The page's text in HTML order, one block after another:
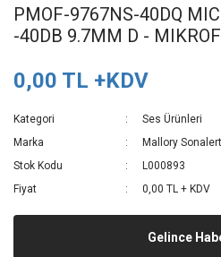
PMOF-9767NS-40DQ
-40DB 9.7MM D -
0,00 TL +KDV
Kategori
Ses Ürünleri
Marka
Mallory
Stok Kodu
L000893
Fiyat
0,00 TL + KDV
Gelince